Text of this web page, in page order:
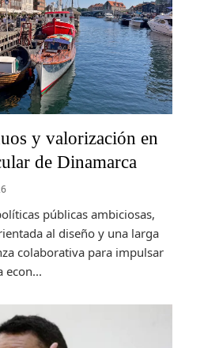
y valorización en
de Dinamarca
públicas ambiciosas,
al diseño y una larga
colaborativa para impulsar
econ...